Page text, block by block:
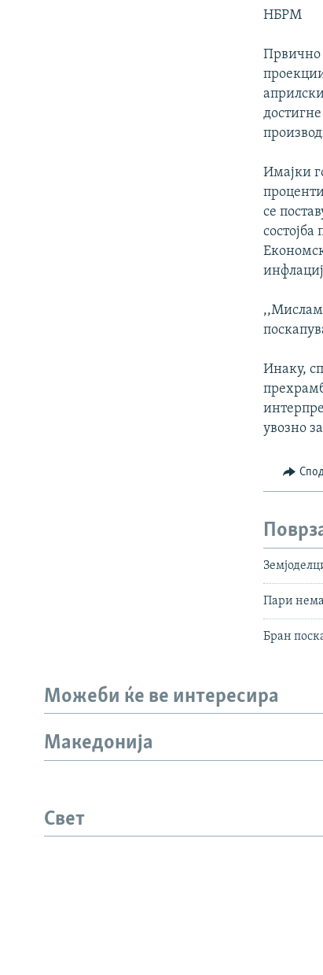
СЛЕДЕТЕ НЕ
РСЕ веб страници
НБРМ
Првично
Имајки
се
,,Мислам
Инаку,
увозно
Пари
Бран
Можеби ќе ве интересира
Македонија
Свет